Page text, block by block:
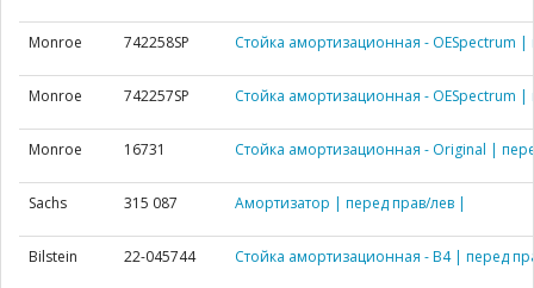
Monroe 742258SP Стойка амортизационная - OESpectrum
Monroe 742257SP Стойка амортизационная - OESpectrum
Monroe 16731 Стойка амортизационная - Original |
Sachs 315 087 Амортизатор | перед прав/лев |
Bilstein 22-045744 Стойка амортизационная - B4 | перед